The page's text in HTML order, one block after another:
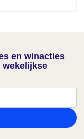
en winacties
wekelijkse